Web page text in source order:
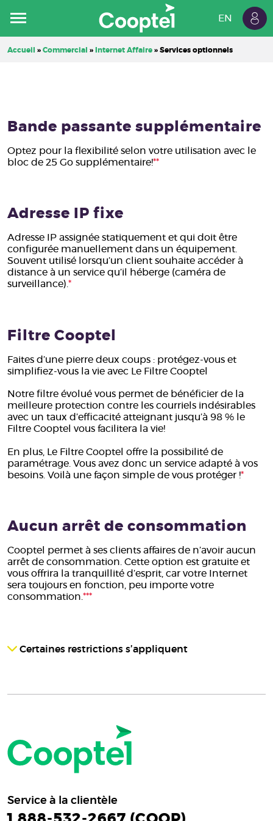
Résidentiel Commercial
Télévision Affaires
Hébergement Web
Cooptel
EN
Accueil » Commercial » Internet Affaire » Services optionnels
Bande passante supplémentaire
Optez pour la flexibilité selon votre utilisation avec le
bloc de 25 Go supplémentaire!**
Adresse IP fixe
Adresse IP assignée statiquement et qui doit être
configurée manuellement dans un équipement.
Souvent utilisé lorsqu’un client souhaite accéder à
distance à un service qu’il héberge (caméra de
surveillance).*
Filtre Cooptel
Faites d’une pierre deux coups : protégez-vous et
simplifiez-vous la vie avec Le Filtre Cooptel
Notre filtre évolué vous permet de bénéficier de la
meilleure protection contre les courriels indésirables
avec un taux d’efficacité atteignant jusqu’à 98 % le
Filtre Cooptel vous facilitera la vie!
En plus, Le Filtre Cooptel offre la possibilité de
paramétrage. Vous avez donc un service adapté à vos
besoins. Voilà une façon simple de vous protéger !*
Aucun arrêt de consommation
Cooptel permet à ses clients affaires de n’avoir aucun
arrêt de consommation. Cette option est gratuite et
vous offrira la tranquillité d’esprit, car votre Internet
sera toujours en fonction, peu importe votre
consommation. ***
Certaines restrictions s’appliquent
Service à la clientèle